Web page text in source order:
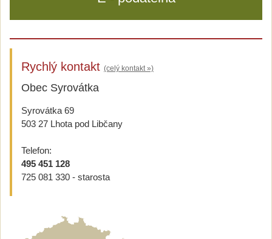
Rychlý kontakt (celý kontakt »)
Obec Syrovátka
Syrovátka 69
503 27 Lhota pod Libčany
Telefon:
495 451 128
725 081 330 - starosta